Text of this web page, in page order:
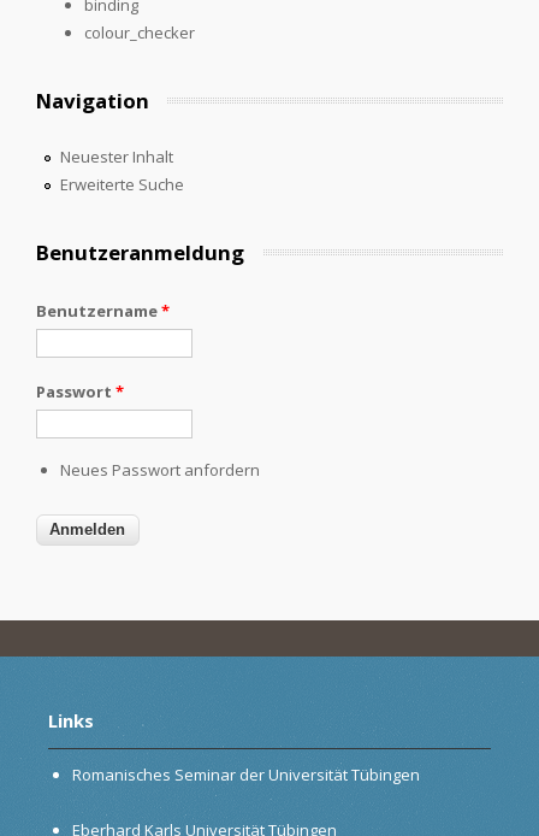
colour_checker
Navigation
Neuester Inhalt
Erweiterte Suche
Benutzeranmeldung
Benutzername*
Passwort *
Neues Passwort anfordern
Links
Romanisches Seminar der Universität Tübingen
Eberhard Karls Universität Tübingen